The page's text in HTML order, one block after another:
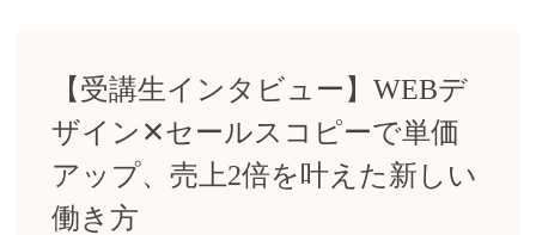
【受講生インタビュー】WEBデ
ザイン✕セールスコピーで単価
アップ、売上2倍を叶えた新しい
働き方